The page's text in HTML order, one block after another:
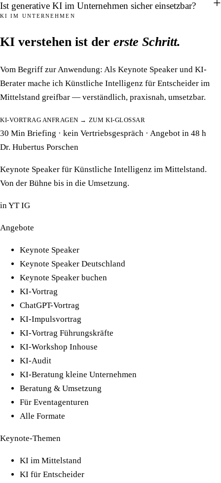
Ist generative KI im Unternehmen sicher einsetzbar?
KI IM UNTERNEHMEN
KI verstehen ist der erste Schritt.
Vom Begriff zur Anwendung: Als Keynote Speaker und KI-
Berater mache ich Künstliche Intelligenz für Entscheider im
Mittelstand greifbar — verständlich, praxisnah, umsetzbar.
KI-VORTRAG ANFRAGEN → ZUM KI-GLOSSAR
30 Min Briefing · kein Vertriebsgespräch · Angebot in 48 h
Dr. Hubertus Porschen
Keynote Speaker für Künstliche Intelligenz im Mittelstand.
Von der Bühne bis in die Umsetzung.
inYT IG
Angebote
Keynote Speaker
Keynote Speaker Deutschland
Keynote Speaker buchen
KI-Vortrag
ChatGPT-Vortrag
KI-Impulsvortrag
KI-Vortrag Führungskräfte
KI-Workshop Inhouse
KI-Audit
KI-Beratung kleine Unternehmen
Beratung & Umsetzung
Für Eventagenturen
Alle Formate
Keynote-Themen
KI im Mittelstand
KI für Entscheider